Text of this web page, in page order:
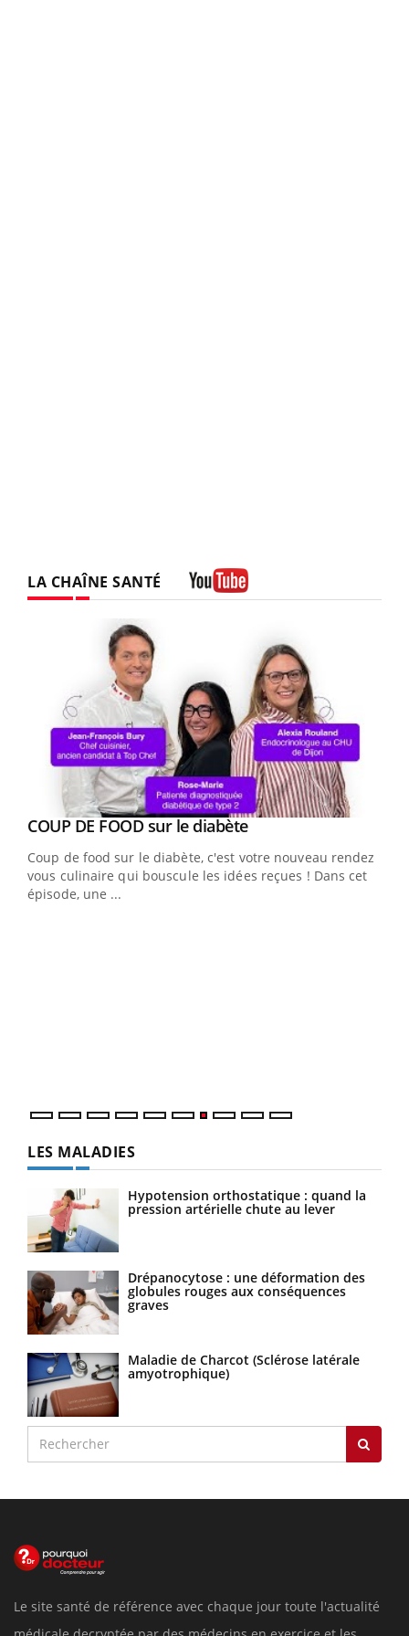
LA CHAÎNE SANTÉ
Youtube
COUP DE FOOD sur le diabèteYoutube
Coup de food sur le diabète, c'est votre nouveau rendez-
vous culinaire qui bouscule les idées reçues ! Dans cet
épisode, une ...
LES MALADIES
Hypotension orthostatique : quand la
pression artérielle chute au lever
Drépanocytose : une déformation des
globules rouges aux conséquences
graves
Maladie de Charcot (Sclérose latérale
amyotrophique)
Le site santé de référence avec chaque jour toute l'actualité